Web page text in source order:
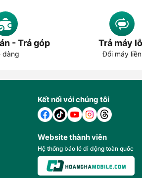
- Trả góp
dàng
Trả máy
Đổi máy liền
Kết nối với chúng tôi
Website thành viên
Hệ thống báo lẻ di động toàn quốc